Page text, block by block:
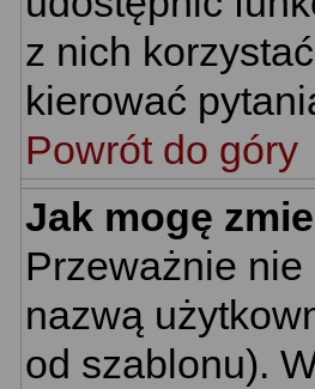
z nich
kierować
Powrót do góry
Jak mogę
Przeważnie
nazwą
od szablonu).